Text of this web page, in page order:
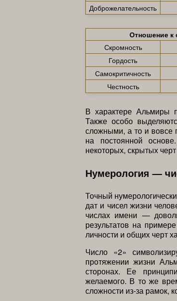
Доброжелательность
Отношение к
Скромность
Гордость
Самокритичность
Честность
В характере Альмиры
Также особо
сложными, а то и вовсе
на постоянной
некоторых, скрытых
Нумерология —
Точный
дат и чисел жизни
числах имени —
результатов на
личности и общих черт
Число «2»
протяжении жизни
сторонах. Ее
желаемого. В то же
сложности из-за рамок,